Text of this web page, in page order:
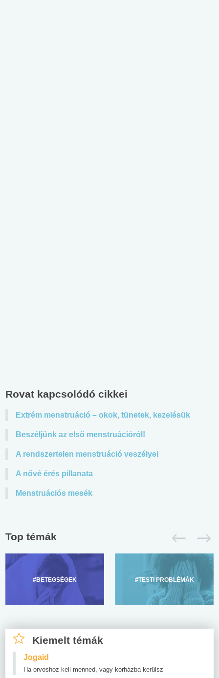
Rovat kapcsolódó cikkei
Extrém menstruáció – okok, tünetek, kezelésük
Beszéljünk az első menstruációról!
A rendszertelen menstruáció veszélyei
A nővé érés pillanata
Menstruációs mesék
Top témák
#BETEGSÉGEK #TESTI PROBLÉMÁK
Kiemelt témák
Jogaid
Ha orvoshoz kell menned, vagy kórházba kerülsz